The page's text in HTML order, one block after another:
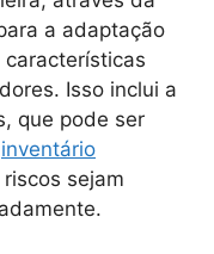
a adaptação
Isso inclui a
que pode ser
inventário
sejam